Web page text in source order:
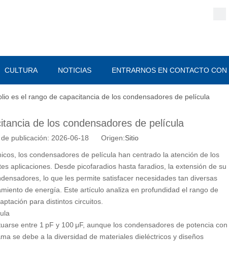
CULTURA NOTICIAS ENTRARNOS EN CONTACTO CON
es el rango de capacitancia de los condensadores de película
de los condensadores de película
publicación: 2026-06-18 Origen:Sitio
los condensadores de película han centrado la atención de los
aplicaciones. Desde picofaradios hasta faradios, la extensión de su
lo que les permite satisfacer necesidades tan diversas
de energía. Este artículo analiza en profundidad el rango de
para distintos circuitos.
entre 1 pF y 100 μF, aunque los condensadores de potencia con
se debe a la diversidad de materiales dieléctricos y diseños